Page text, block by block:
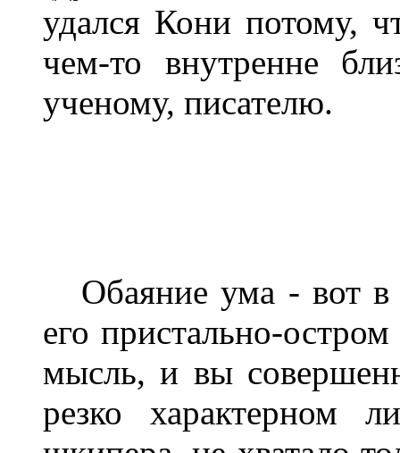
удался Кони потому,
чем-то внутренне
ученому, писателю.
Обаяние ума - вот в
его пристально-остром
мысль, и вы
резко характерном